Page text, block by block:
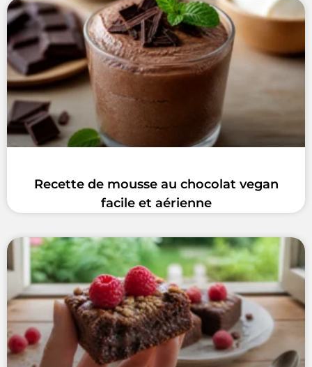
Recette de mousse au chocolat vegan
facile et aérienne